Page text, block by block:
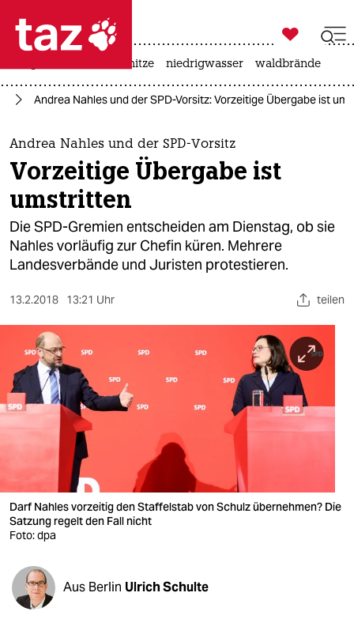
 taz zahl ich
taz zahl ich
themen
politik
öko
gesellschaft
sport
berlin
nord
wahrheit
verlag
veranstaltungen
fragen & hilfe

taz zahl ich
hitze niedrigwasser waldbrände
Andrea Nahles und der SPD-Vorsitz: Vorzeitige Übergabe ist
Andrea Nahles und der SPD-Vorsitz
Vorzeitige Übergabe ist
umstritten
Die SPD-Gremien entscheiden am Dienstag, ob sie
Nahles vorläufig zur Chefin küren. Mehrere
Landesverbände und Juristen protestieren.
13.2.2018 13:21 Uhr teilen
Darf Nahles vorzeitig den Staffelstab von Schulz übernehmen? Die
Satzung regelt den Fall nicht
Foto: dpa
Aus Berlin Ulrich Schulte